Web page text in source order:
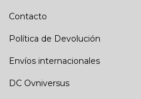
Contacto
Política de Devolución
Envíos internacionales
DC Ovniversus